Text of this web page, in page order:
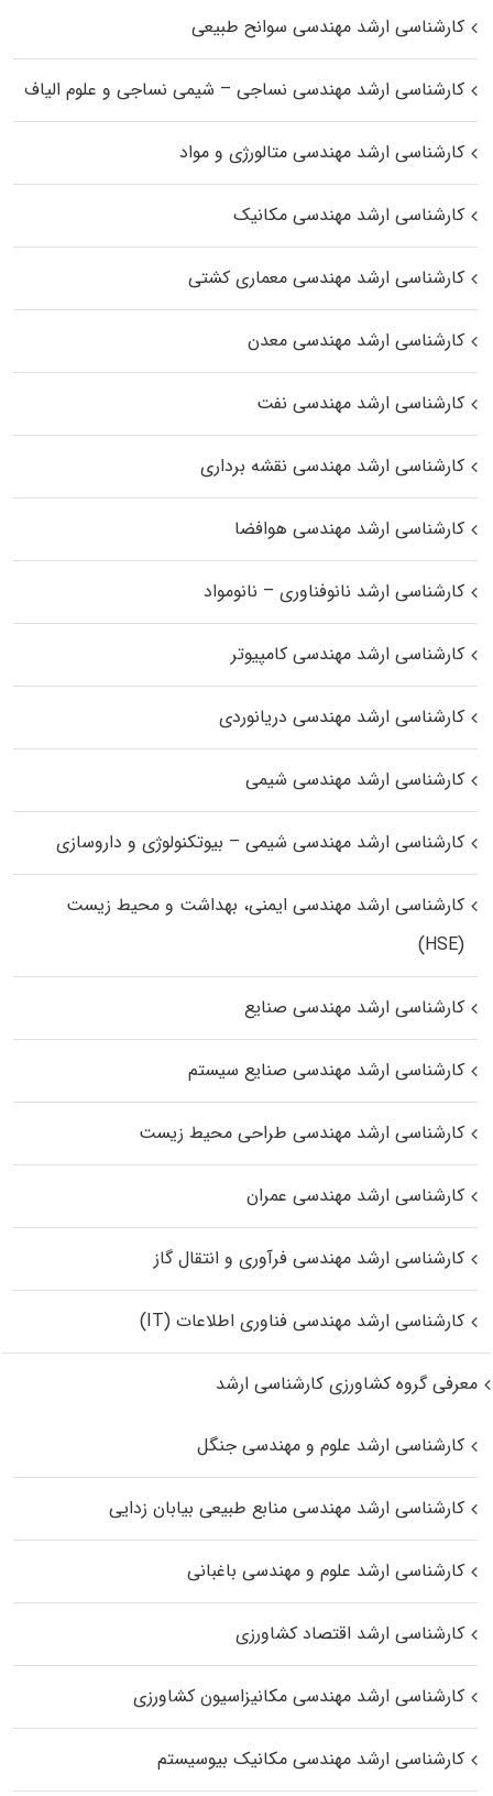
کارشناسی ارشد مهندسی سوانح طبیعی
کارشناسی ارشد مهندسی نساجی – شیمی نساجی و علوم الیاف
کارشناسی ارشد مهندسی متالورژی و مواد
کارشناسی ارشد مهندسی مکانیک
کارشناسی ارشد مهندسی معماری کشتی
کارشناسی ارشد مهندسی معدن
کارشناسی ارشد مهندسی نفت
کارشناسی ارشد مهندسی نقشه برداری
کارشناسی ارشد مهندسی هوافضا
کارشناسی ارشد نانوفناوری – نانومواد
کارشناسی ارشد مهندسی کامپیوتر
کارشناسی ارشد مهندسی دریانوردی
کارشناسی ارشد مهندسی شیمی
کارشناسی ارشد مهندسی شیمی – بیوتکنولوژی و داروسازی
کارشناسی ارشد مهندسی ایمنی، بهداشت و محیط زیست
(HSE)
کارشناسی ارشد مهندسی صنایع
کارشناسی ارشد مهندسی صنایع سیستم
کارشناسی ارشد مهندسی طراحی محیط زیست
کارشناسی ارشد مهندسی عمران
کارشناسی ارشد مهندسی فرآوری و انتقال گاز
کارشناسی ارشد مهندسی فناوری اطلاعات (IT)
معرفی گروه کشاورزی کارشناسی ارشد
کارشناسی ارشد علوم و مهندسی جنگل
کارشناسی ارشد مهندسی منابع طبیعی بیابان زدایی
کارشناسی ارشد علوم و مهندسی باغبانی
کارشناسی ارشد اقتصاد کشاورزی
کارشناسی ارشد مهندسی مکانیزاسیون کشاورزی
کارشناسی ارشد مهندسی مکانیک بیوسیستم